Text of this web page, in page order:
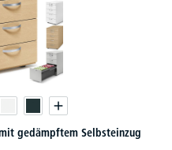
gedämpftem Selbsteinzug